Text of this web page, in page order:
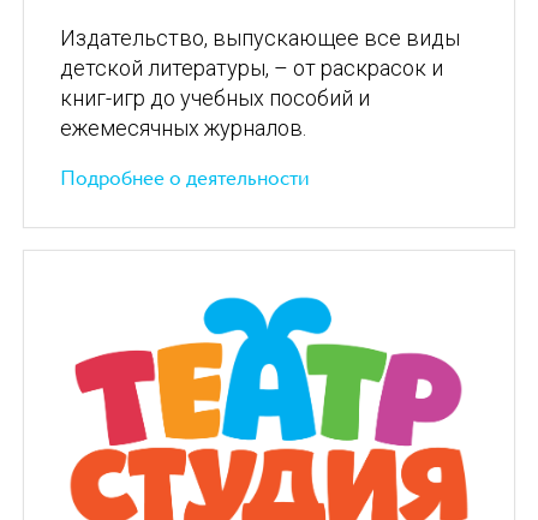
Издательство, выпускающее все виды
детской литературы, – от раскрасок и
книг-игр до учебных пособий и
ежемесячных журналов.
Подробнее о деятельности